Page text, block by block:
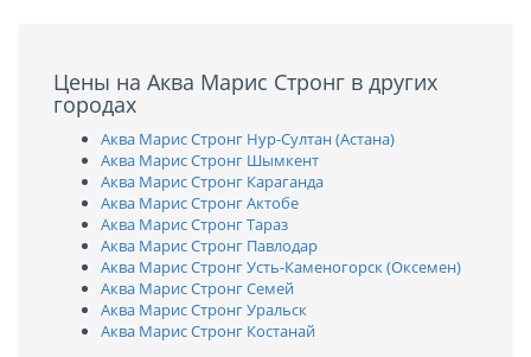
Цены на Аква Марис Стронг в других
городах
Аква Марис Стронг Нур-Султан (Астана)
Аква Марис Стронг Шымкент
Аква Марис Стронг Караганда
Аква Марис Стронг Актобе
Аква Марис Стронг Тараз
Аква Марис Стронг Павлодар
Аква Марис Стронг Усть-Каменогорск (Оксемен)
Аква Марис Стронг Семей
Аква Марис Стронг Уральск
Аква Марис Стронг Костанай